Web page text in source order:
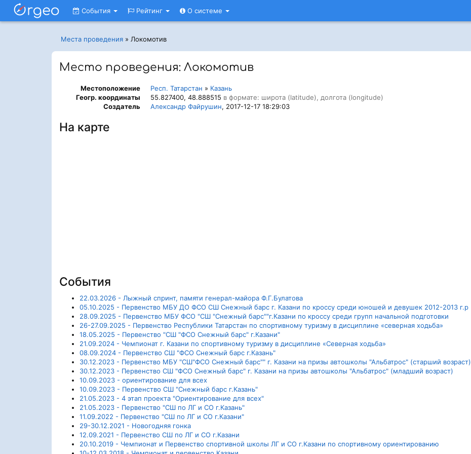
События Рейтинг О системе
Места проведения » Локомотив
Место проведения: Локомотив
Местоположение Респ. Татарстан » Казань
Геогр. координаты
55.827400, 48.888515 в формате: широта (latitude), долгота (longitude)
Создатель
Александр Файрушин, 2017-12-17 18:29:03
На карте
События
22.03.2026 - Лыжный спринт, памяти генерал-майора Ф.Г.Булатова
05.10.2025 - Первенство МБУ ДО ФСО СШ Снежный барс г. Казани по кроссу среди юношей и девушек 2012-2013 г.р
28.09.2025 - Первенство МБУ ФСО "СШ "Снежный барс""г.Казани по кроссу среди групп начальной подготовки
26-27.09.2025 - Первенство Республики Татарстан по спортивному туризму в дисциплине «северная ходьба»
18.05.2025 - Первенство "СШ "ФСО Снежный барс" г.Казани"
21.09.2024 - Чемпионат г. Казани по спортивному туризму в дисциплине «Северная ходьба»
08.09.2024 - Первенство СШ "ФСО Снежный барс г.Казань"
30.12.2023 - Первенство МБУ "СШ"ФСО Снежный барс"" г. Казани на призы автошколы "Альбатрос" (старший возраст)
30.12.2023 - Первенство СШ "ФСО Снежный барс" г. Казани на призы автошколы "Альбатрос" (младший возраст)
10.09.2023 - ориентирование для всех
10.09.2023 - Первенство СШ "Снежный барс г.Казань"
21.05.2023 - 4 этап проекта "Ориентирование для всех"
21.05.2023 - Первенство "СШ по ЛГ и СО г.Казань"
11.09.2022 - Первенство "СШ по ЛГ и СО г.Казани"
29-30.12.2021 - Новогодняя гонка
12.09.2021 - Первенство СШ по ЛГ и СО г.Казани
20.10.2019 - Чемпионат и Первенство спортивной школы ЛГ и СО г.Казани по спортивному ориентированию